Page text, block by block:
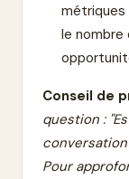
métriques
le
Conseil de
question :
Pour